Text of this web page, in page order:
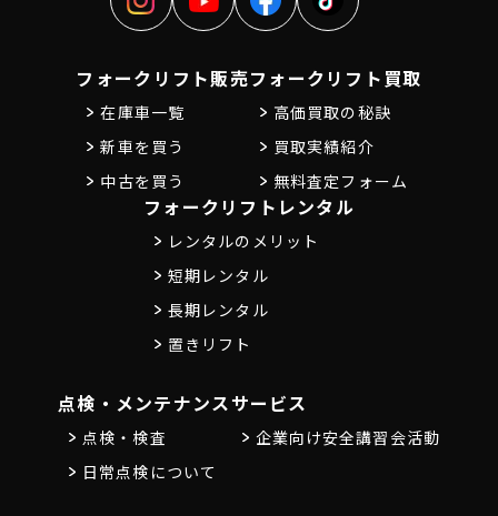
フォークリフト販売
在庫車一覧
新車を買う
中古を買う
フォークリフト買取
高価買取の秘訣
買取実績紹介
無料査定フォーム
フォークリフトレンタル
レンタルのメリット
短期レンタル
長期レンタル
置きリフト
点検・メンテナンス
点検・検査
日常点検について
サービス
企業向け安全講習会活動